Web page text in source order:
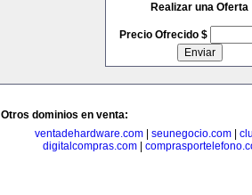
Realizar una Oferta
Precio Ofrecido $
Otros dominios en venta:
ventadehardware.com| seunegocio.com|
digitalcompras.com